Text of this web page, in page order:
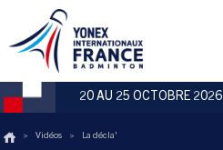
20 AU 25 OCTOBRE 2026
> Vidéos > La décla'